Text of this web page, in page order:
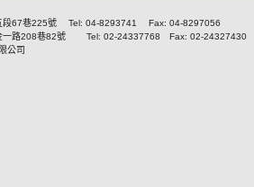
段67巷225號 Tel: 04-8293741 Fax: 04-8297056
金一路208巷82號 Tel: 02-24337768 Fax: 02-24327430
公司